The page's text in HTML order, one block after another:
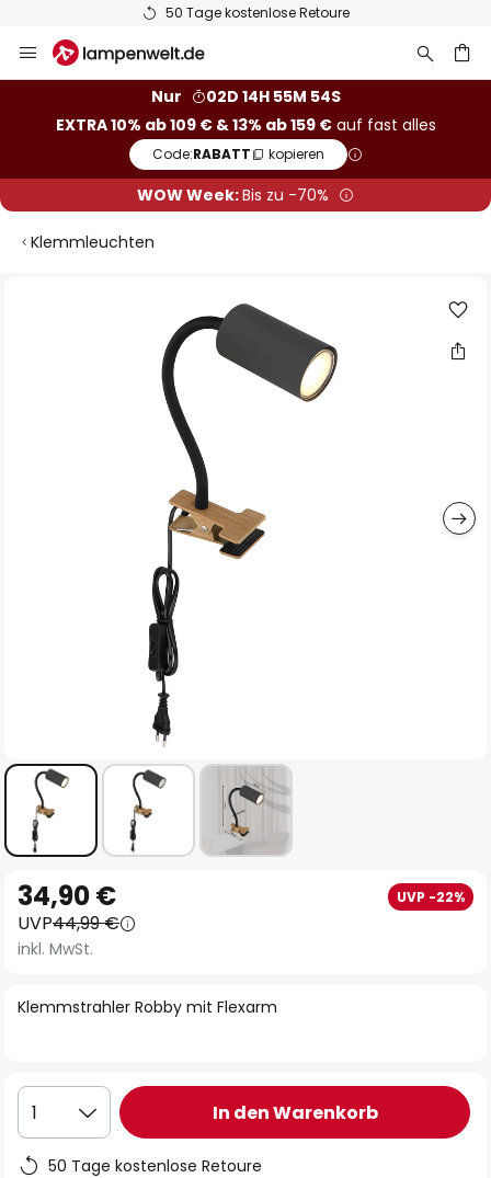
50 Tage kostenlose Retoure
Inhalt
Nur
02D 14H 55M 53S
EXTRA 10% ab 109 € & 13% ab 159 €auf fast alles
Code:RABATT kopieren
WOW Week:Bis zu -70%
Klemmleuchten
Anfang
der
Bildgalerie
Klemmstrahler Robby mit Flexarm
34,90 € UVP -22%
UVP44,99 €
inkl. MwSt.
1 In den Warenkorb
50 Tage kostenlose Retoure